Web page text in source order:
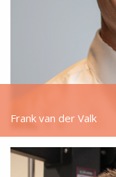
Frank van der Valk